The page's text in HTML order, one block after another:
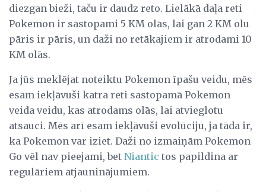
diezgan bieži, taču ir daudz reto. Lielākā daļa reti
Pokemon ir sastopami 5 KM olās, lai gan 2 KM olu
pāris ir pāris, un daži no retākajiem ir atrodami 10
KM olās.
Ja jūs meklējat noteiktu Pokemon īpašu veidu, mēs
esam iekļāvuši katra reti sastopamā Pokemon
veida veidu, kas atrodams olās, lai atvieglotu
atsauci. Mēs arī esam iekļāvuši evolūciju, ja tāda ir,
ka Pokemon var iziet. Daži no izmaiņām Pokemon
Go vēl nav pieejami, bet Niantic tos papildina ar
regulāriem atjauninājumiem.